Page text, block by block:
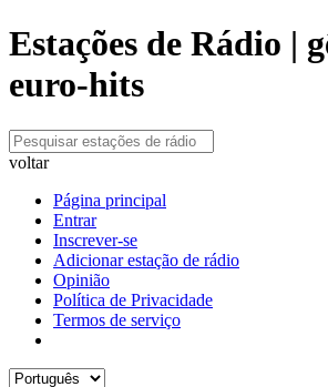
Estações de Rádio |
euro-hits
voltar
Página principal
Entrar
Inscrever-se
Adicionar estação de rádio
Opinião
Política de Privacidade
Termos de serviço